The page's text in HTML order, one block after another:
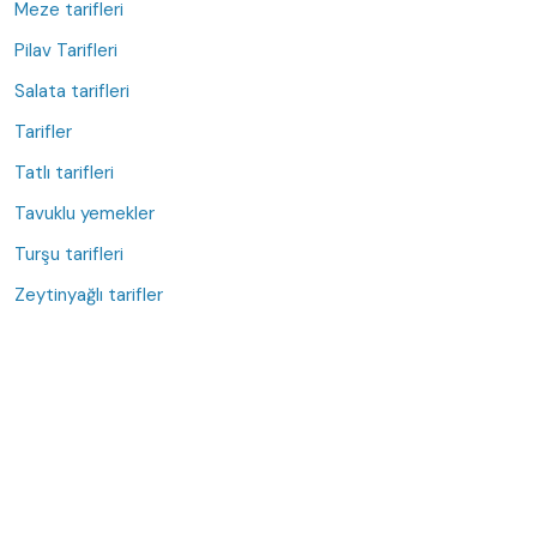
Meze tarifleri
Pilav Tarifleri
Salata tarifleri
Tarifler
Tatlı tarifleri
Tavuklu yemekler
Turşu tarifleri
Zeytinyağlı tarifler